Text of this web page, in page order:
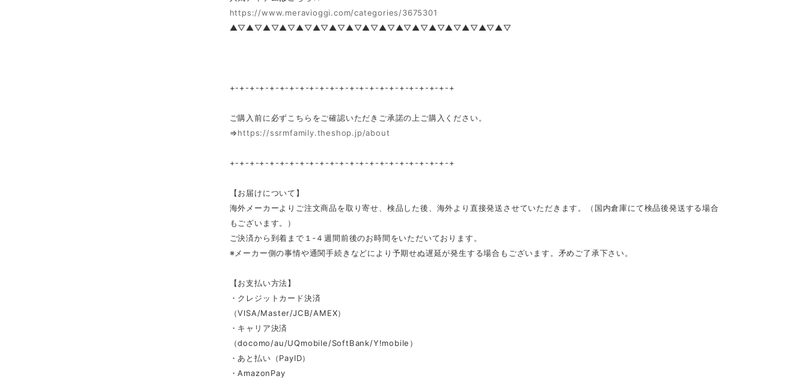
https://www.meravioggi.com/categories/3675301
▲▽▲▽▲▽▲▽▲▽▲▽▲▽▲▽▲▽▲▽▲▽▲▽▲▽▲▽▲▽▲▽▲▽
+-+-+-+-+-+-+-+-+-+-+-+-+-+-+-+-+-+-+-+-+-+-+
ご購入前に必ずこちらをご確認いただきご承諾の上ご購入ください。
⇒https://ssrmfamily.theshop.jp/about
+-+-+-+-+-+-+-+-+-+-+-+-+-+-+-+-+-+-+-+-+-+-+
【お届けについて】
海外メーカーよりご注文商品を取り寄せ、検品した後、海外より直接発送させていただきます。（国内倉庫にて検品後発送する場合
もございます。）
ご決済から到着まで１‐４週間前後のお時間をいただいております。
※メーカー側の事情や通関手続きなどにより予期せぬ遅延が発生する場合もございます。矛めご了承下さい。
【お支払い方法】
・クレジットカード決済
（VISA/Master/JCB/AMEX）
・キャリア決済
（docomo/au/UQmobile/SoftBank/Y!mobile）
・あと払い（PayID）
・AmazonPay